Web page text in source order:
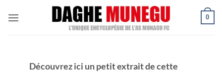
0
Découvrez ici un petit extrait de cette